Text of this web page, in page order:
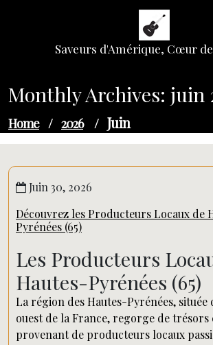
Saveurs d'Amérique, Cœur
Monthly Archives: juin
Home / 2026 / Juin
Juin 30, 2026
Découvrez les Producteurs Locaux de
Pyrénées (65)
Les Producteurs
Hautes-Pyrénées (65)
La région des Hautes-Pyrénées, située
ouest de la France, regorge de trésors
provenant de producteurs locaux